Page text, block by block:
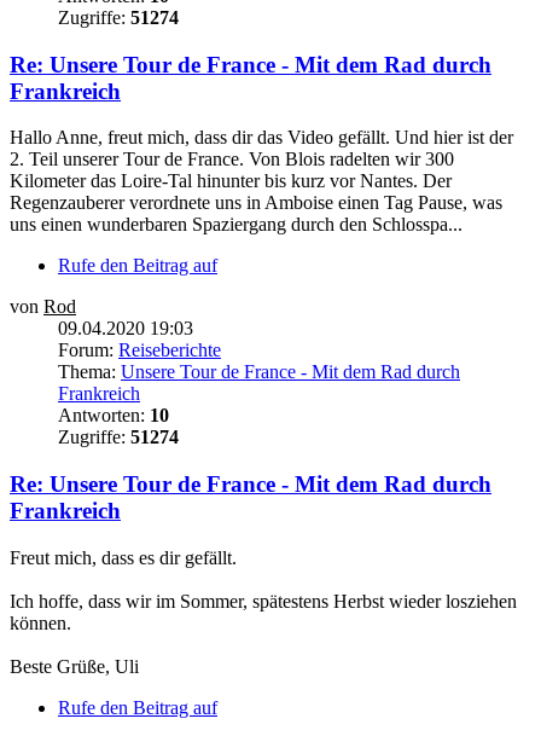
Zugriffe: 51274
Re: Unsere Tour de France - Mit dem Rad durch
Frankreich
Hallo Anne, freut mich, dass dir das Video gefällt. Und hier ist der
2. Teil unserer Tour de France. Von Blois radelten wir 300
Kilometer das Loire-Tal hinunter bis kurz vor Nantes. Der
Regenzauberer verordnete uns in Amboise einen Tag Pause, was
uns einen wunderbaren Spaziergang durch den Schlosspa...
Rufe den Beitrag auf
von Rod
09.04.2020 19:03
Forum: Reiseberichte
Thema: Unsere Tour de France - Mit dem Rad durch
Frankreich
Antworten: 10
Zugriffe: 51274
Re: Unsere Tour de France - Mit dem Rad durch
Frankreich
Freut mich, dass es dir gefällt.
Ich hoffe, dass wir im Sommer, spätestens Herbst wieder losziehen
können.
Beste Grüße, Uli
Rufe den Beitrag auf